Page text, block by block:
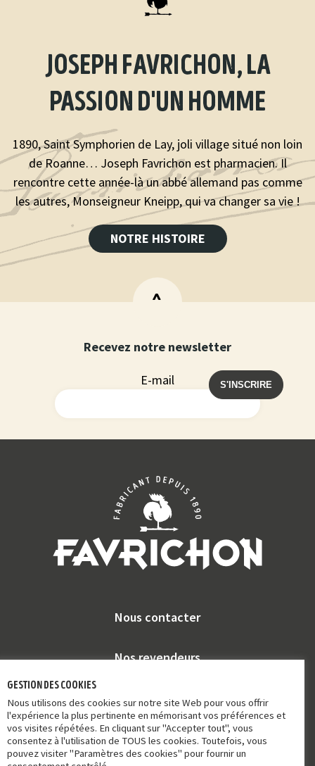
joseph favrichon, la
passion d'un homme
1890, Saint Symphorien de Lay, joli village situé non loin
de Roanne… Joseph Favrichon est pharmacien. Il
rencontre cette année-là un abbé allemand pas comme
les autres, Monseigneur Kneipp, qui va changer sa vie !
NOTRE HISTOIRE
>
Recevez notre newsletter
E-mail
Nous contacter
Nos revendeurs
Favrichon et vous
FAQ
gestion des cookies
Nous utilisons des cookies sur notre site Web pour vous offrir
l'expérience la plus pertinente en mémorisant vos préférences et
vos visites répétées. En cliquant sur "Accepter tout", vous
consentez à l'utilisation de TOUS les cookies. Toutefois, vous
pouvez visiter "Paramètres des cookies" pour fournir un